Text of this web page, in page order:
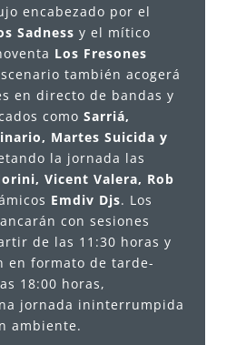
encabezado por el
Sadness y el mítico
Los Fresones
también acogerá
en directo de bandas y
como Sarriá,
Martes Suicida y
la jornada las
Vicent Valera, Rob
Emdiv Djs. Los
con sesiones
de las 11:30 horas y
en formato de tarde-
18:00 horas,
jornada ininterrumpida
ambiente.